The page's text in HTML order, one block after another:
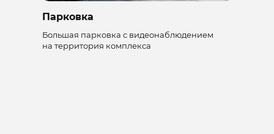
Парковка
Большая парковка с видеонаблюдением
на территория комплекса